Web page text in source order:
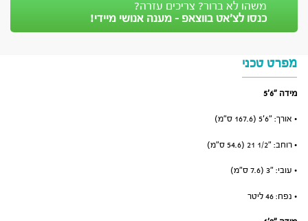
משהו לא ברור? צריכים עזרה?
כנסו לצ’אט בווצאפ - מענה אנושי מיידי!
מפרט טכני
מידה ״6׳5
• אורך: ״6׳5 (167.6 ס”מ)
• רוחב: ״1/2 21 (54.6 ס”מ)
• עובי: ״3 (7.6 ס”מ)
• נפח: 46 ליטר